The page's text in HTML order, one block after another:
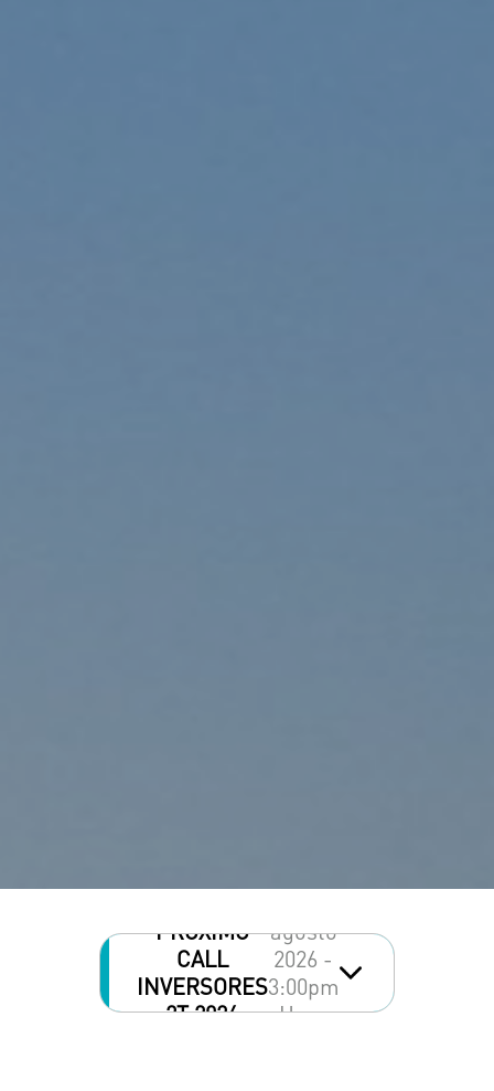
PRÓXIMO
CALL
INVERSORES
2T 2026
agosto
2026 -
3:00pm
Hora